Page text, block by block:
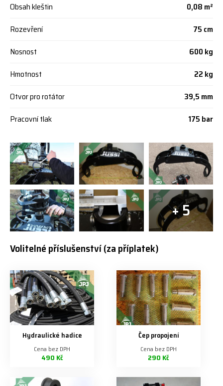
+ 5
Obsah kleštin
0,08 m²
Rozevření
75 cm
Nosnost
600 kg
Hmotnost
22 kg
Otvor pro rotátor
39,5 mm
Pracovní tlak
175 bar
Volitelné příslušenství (za příplatek)
Hydraulické hadice
Cena bez DPH
490 Kč
Čep propojení
Cena bez DPH
290 Kč